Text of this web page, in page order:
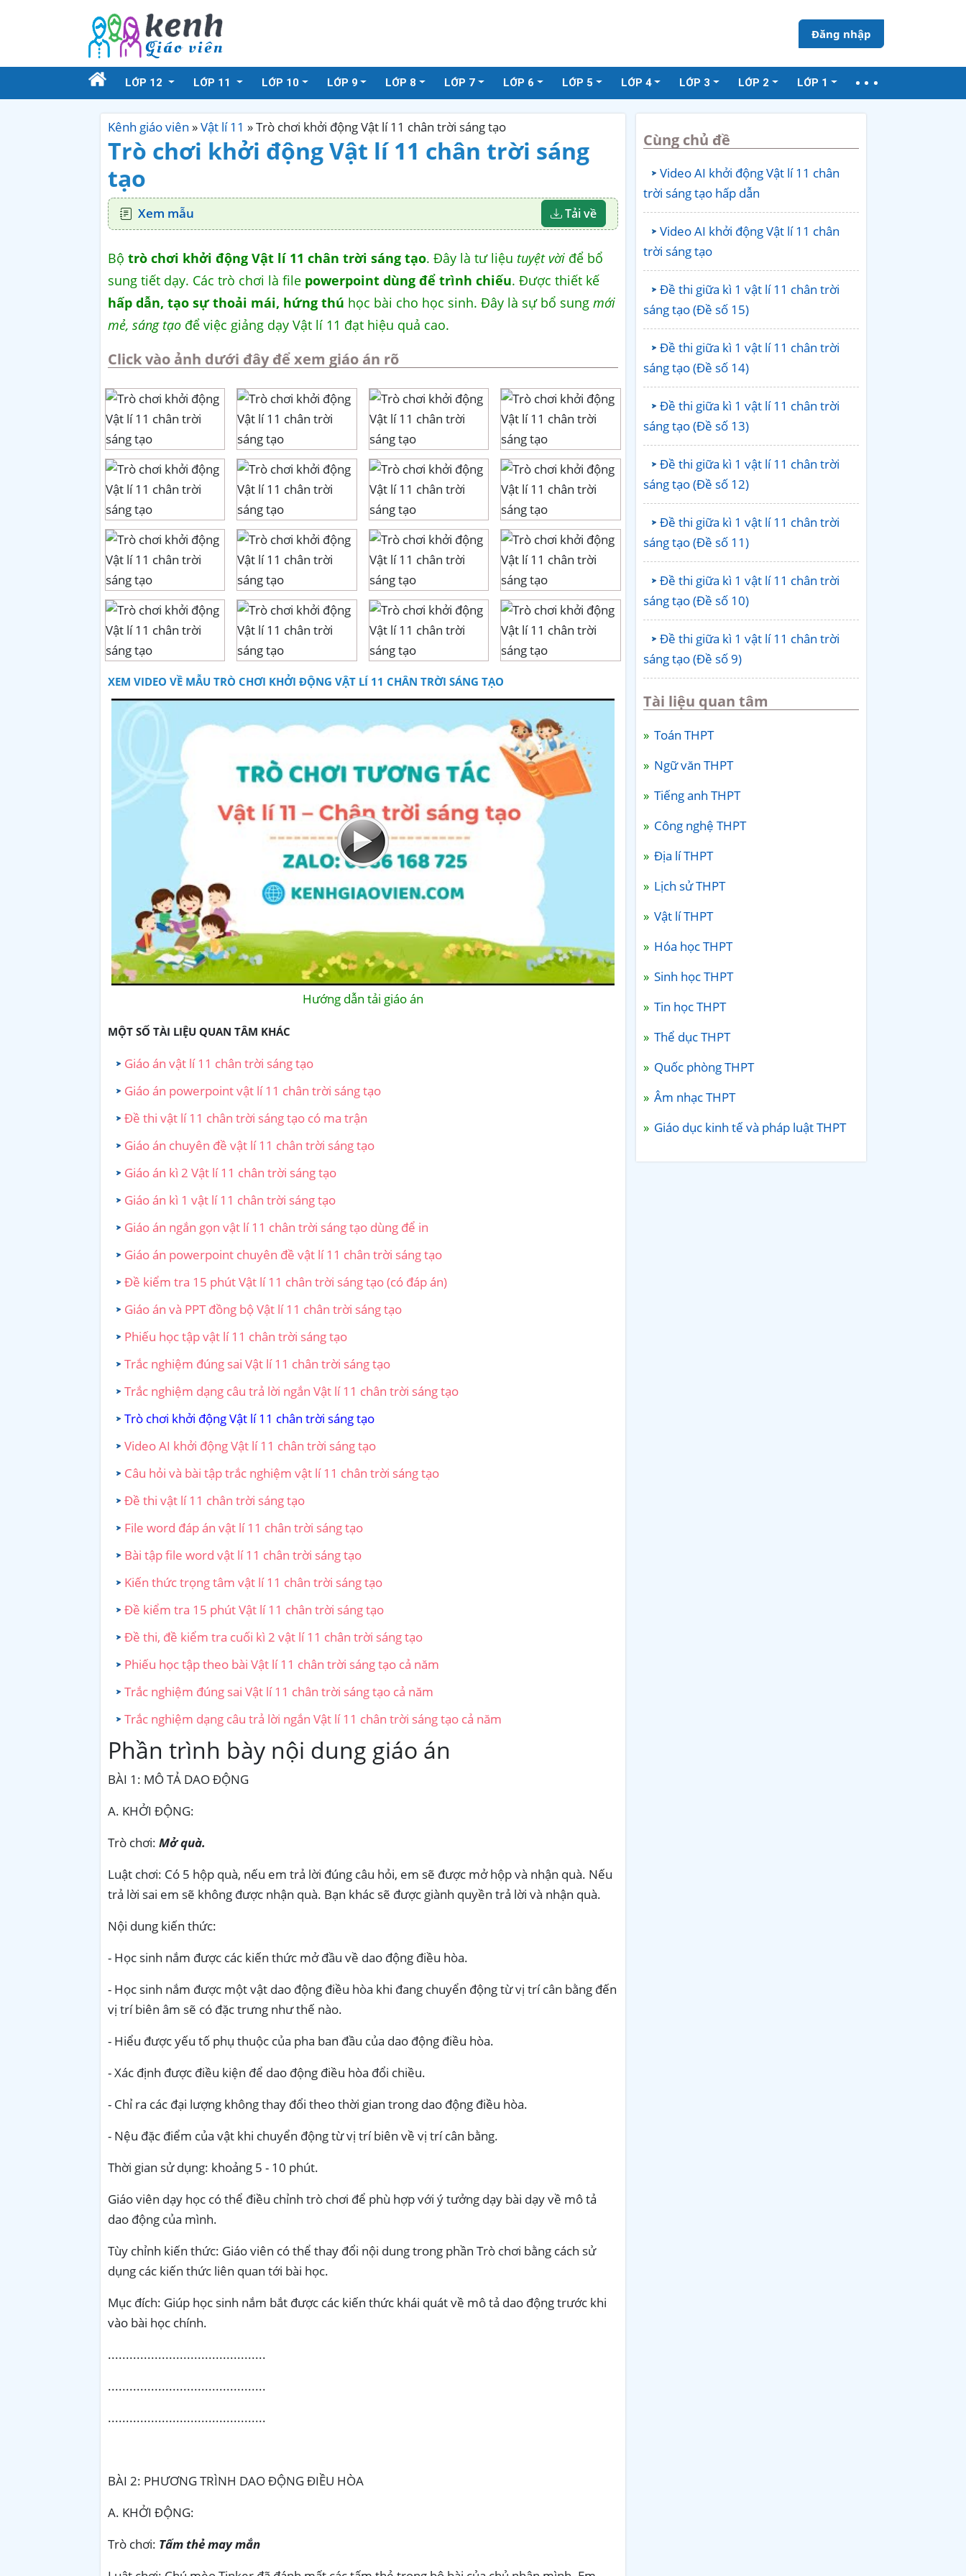
Đăng nhập
LỚP 12 LỚP 11 LỚP 10 LỚP 9 LỚP 8 LỚP 7 LỚP 6 LỚP 5 LỚP 4 LỚP 3 LỚP 2 LỚP 1
Kênh giáo viên »Vật lí 11 »Trò chơi khởi động Vật lí 11 chân trời sáng tạo
Trò chơi khởi động Vật lí 11 chân trời sáng
tạo
Xem mẫu Tải về
Bộ trò chơi khởi động Vật lí 11 chân trời sáng tạo. Đây là tư liệu tuyệt vời để bổ
sung tiết dạy. Các trò chơi là file powerpoint dùng để trình chiếu. Được thiết kế
hấp dẫn, tạo sự thoải mái, hứng thú học bài cho học sinh. Đây là sự bổ sung mới
mẻ, sáng tạođể việc giảng dạy Vật lí 11 đạt hiệu quả cao.
Click vào ảnh dưới đây để xem giáo án rõ
XEM VIDEO VỀ MẪU TRÒ CHƠI KHỞI ĐỘNG VẬT LÍ 11 CHÂN TRỜI SÁNG TẠO
Hướng dẫn tải giáo án
MỘT SỐ TÀI LIỆU QUAN TÂM KHÁC
Giáo án vật lí 11 chân trời sáng tạo
Giáo án powerpoint vật lí 11 chân trời sáng tạo
Đề thi vật lí 11 chân trời sáng tạo có ma trận
Giáo án chuyên đề vật lí 11 chân trời sáng tạo
Giáo án kì 2 Vật lí 11 chân trời sáng tạo
Giáo án kì 1 vật lí 11 chân trời sáng tạo
Giáo án ngắn gọn vật lí 11 chân trời sáng tạo dùng để in
Giáo án powerpoint chuyên đề vật lí 11 chân trời sáng tạo
Đề kiểm tra 15 phút Vật lí 11 chân trời sáng tạo (có đáp án)
Giáo án và PPT đồng bộ Vật lí 11 chân trời sáng tạo
Phiếu học tập vật lí 11 chân trời sáng tạo
Trắc nghiệm đúng sai Vật lí 11 chân trời sáng tạo
Trắc nghiệm dạng câu trả lời ngắn Vật lí 11 chân trời sáng tạo
Trò chơi khởi động Vật lí 11 chân trời sáng tạo
Video AI khởi động Vật lí 11 chân trời sáng tạo
Câu hỏi và bài tập trắc nghiệm vật lí 11 chân trời sáng tạo
Đề thi vật lí 11 chân trời sáng tạo
File word đáp án vật lí 11 chân trời sáng tạo
Bài tập file word vật lí 11 chân trời sáng tạo
Kiến thức trọng tâm vật lí 11 chân trời sáng tạo
Đề kiểm tra 15 phút Vật lí 11 chân trời sáng tạo
Đề thi, đề kiểm tra cuối kì 2 vật lí 11 chân trời sáng tạo
Phiếu học tập theo bài Vật lí 11 chân trời sáng tạo cả năm
Trắc nghiệm đúng sai Vật lí 11 chân trời sáng tạo cả năm
Trắc nghiệm dạng câu trả lời ngắn Vật lí 11 chân trời sáng tạo cả năm
Phần trình bày nội dung giáo án
BÀI 1: MÔ TẢ DAO ĐỘNG
A. KHỞI ĐỘNG:
Trò chơi: Mở quà.
Luật chơi: Có 5 hộp quà, nếu em trả lời đúng câu hỏi, em sẽ được mở hộp và nhận quà. Nếu
trả lời sai em sẽ không được nhận quà. Bạn khác sẽ được giành quyền trả lời và nhận quà.
Nội dung kiến thức:
- Học sinh nắm được các kiến thức mở đầu về dao động điều hòa.
- Học sinh nắm được một vật dao động điều hòa khi đang chuyển động từ vị trí cân bằng đến
vị trí biên âm sẽ có đặc trưng như thế nào.
- Hiểu được yếu tố phụ thuộc của pha ban đầu của dao động điều hòa.
- Xác định được điều kiện để dao động điều hòa đổi chiều.
- Chỉ ra các đại lượng không thay đổi theo thời gian trong dao động điều hòa.
- Nệu đặc điểm của vật khi chuyển động từ vị trí biên về vị trí cân bằng.
Thời gian sử dụng: khoảng 5 - 10 phút.
Giáo viên dạy học có thể điều chỉnh trò chơi để phù hợp với ý tưởng dạy bài dạy về mô tả
dao động của mình.
Tùy chỉnh kiến thức: Giáo viên có thể thay đổi nội dung trong phần Trò chơi bằng cách sử
dụng các kiến thức liên quan tới bài học.
Mục đích: Giúp học sinh nắm bắt được các kiến thức khái quát về mô tả dao động trước khi
vào bài học chính.
............................................
............................................
............................................
BÀI 2: PHƯƠNG TRÌNH DAO ĐỘNG ĐIỀU HÒA
A. KHỞI ĐỘNG:
Trò chơi: Tấm thẻ may mắn
Cùng chủ đề
Video AI khởi động Vật lí 11 chân
trời sáng tạo hấp dẫn
Video AI khởi động Vật lí 11 chân
trời sáng tạo
Đề thi giữa kì 1 vật lí 11 chân trời
sáng tạo (Đề số 15)
Đề thi giữa kì 1 vật lí 11 chân trời
sáng tạo (Đề số 14)
Đề thi giữa kì 1 vật lí 11 chân trời
sáng tạo (Đề số 13)
Đề thi giữa kì 1 vật lí 11 chân trời
sáng tạo (Đề số 12)
Đề thi giữa kì 1 vật lí 11 chân trời
sáng tạo (Đề số 11)
Đề thi giữa kì 1 vật lí 11 chân trời
sáng tạo (Đề số 10)
Đề thi giữa kì 1 vật lí 11 chân trời
sáng tạo (Đề số 9)
Tài liệu quan tâm
Toán THPT
Ngữ văn THPT
Tiếng anh THPT
Công nghệ THPT
Địa lí THPT
Lịch sử THPT
Vật lí THPT
Hóa học THPT
Sinh học THPT
Tin học THPT
Thể dục THPT
Quốc phòng THPT
Âm nhạc THPT
Giáo dục kinh tế và pháp luật THPT